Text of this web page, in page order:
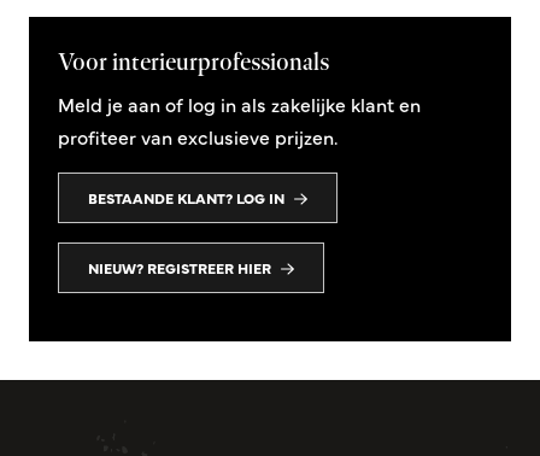
Voor interieurprofessionals
Meld je aan of log in als zakelijke klant en
profiteer van exclusieve prijzen.
BESTAANDE KLANT? LOG IN
NIEUW? REGISTREER HIER